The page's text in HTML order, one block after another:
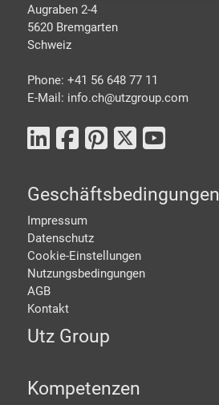
Augraben 2-4
5620 Bremgarten
Schweiz
Phone: +41 56 648 77 11
E-Mail: info.ch@utzgroup.com
Geschäftsbedingungen
Impressum
Datenschutz
Cookie-Einstellungen
Nutzungsbedingungen
AGB
Kontakt
Utz Group
Kompetenzen